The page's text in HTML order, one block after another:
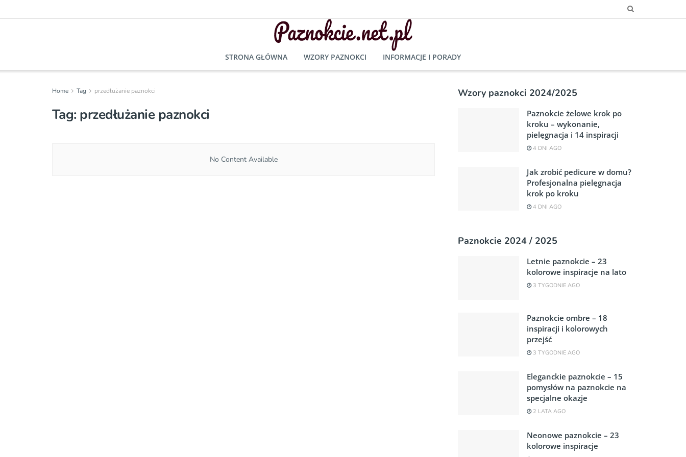
STRONA GŁÓWNA WZORY PAZNOKCI INFORMACJE I PORADY
Home Tag przedłużanie paznokci
Tag: przedłużanie paznokci
No Content Available
Wzory paznokci 2024/2025
Paznokcie żelowe krok po
kroku – wykonanie,
pielęgnacja i 14 inspiracji
4 DNI AGO
Jak zrobić pedicure w domu?
Profesjonalna pielęgnacja
krok po kroku
4 DNI AGO
Paznokcie 2024 / 2025
Letnie paznokcie – 23
kolorowe inspiracje na lato
3 TYGODNIE AGO
Paznokcie ombre – 18
inspiracji i kolorowych
przejść
3 TYGODNIE AGO
Eleganckie paznokcie – 15
pomysłów na paznokcie na
specjalne okazje
2 LATA AGO
Neonowe paznokcie – 23
kolorowe inspiracje